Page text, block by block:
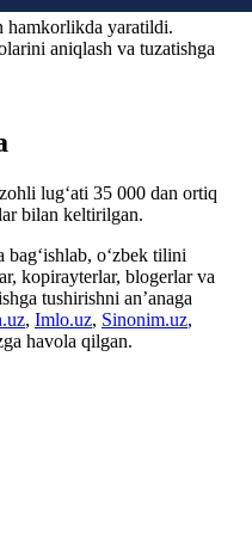
hamkorlikda yaratildi.
aniqlash va tuzatishga
lug‘ati 35 000 dan ortiq
bilan keltirilgan.
o‘zbek tilini
kopirayterlar, blogerlar va
tushirishni an’anaga
, Imlo.uz, Sinonim.uz,
havola qilgan.